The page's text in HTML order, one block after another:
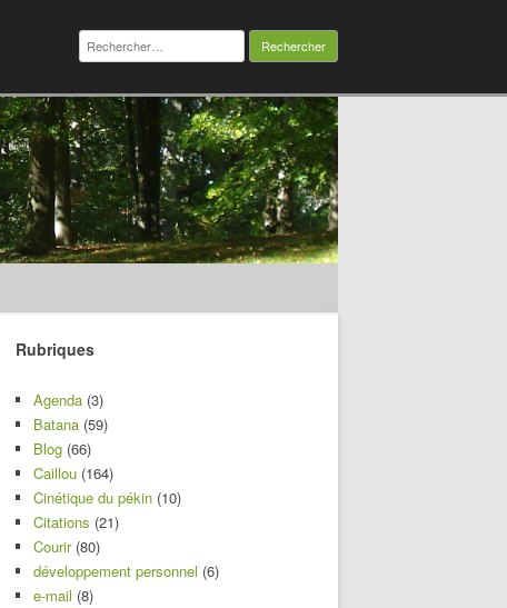
Rechercher :
Rubriques
Agenda (3)
Batana (59)
Blog (66)
Caillou (164)
Cinétique du pékin (10)
Citations (21)
Courir(80)
développement personnel (6)
e-mail (8)